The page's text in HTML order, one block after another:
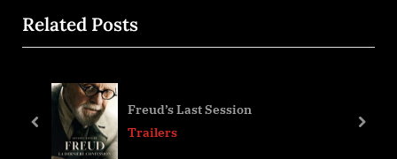
de
l’article
e
v
u
t
Related Posts
Freud’s Last Session
Trailers
prev next